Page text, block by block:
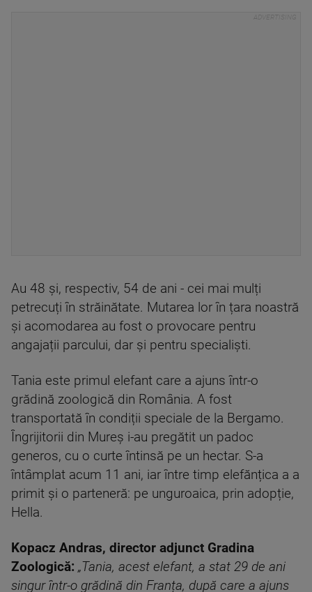
Au 48 și, respectiv, 54 de ani - cei mai mulți
petrecuți în străinătate. Mutarea lor în țara noastră
și acomodarea au fost o provocare pentru
angajații parcului, dar și pentru specialiști.
Tania este primul elefant care a ajuns într-o
grădină zoologică din România. A fost
transportată în condiții speciale de la Bergamo.
Îngrijitorii din Mureș i-au pregătit un padoc
generos, cu o curte întinsă pe un hectar. S-a
întâmplat acum 11 ani, iar între timp elefănțica a a
primit și o parteneră: pe unguroaica, prin adopție,
Hella.
Kopacz Andras, director adjunct Gradina
Zoologică: „Tania, acest elefant, a stat 29 de ani
singur într-o grădină din Franța, după care a ajuns